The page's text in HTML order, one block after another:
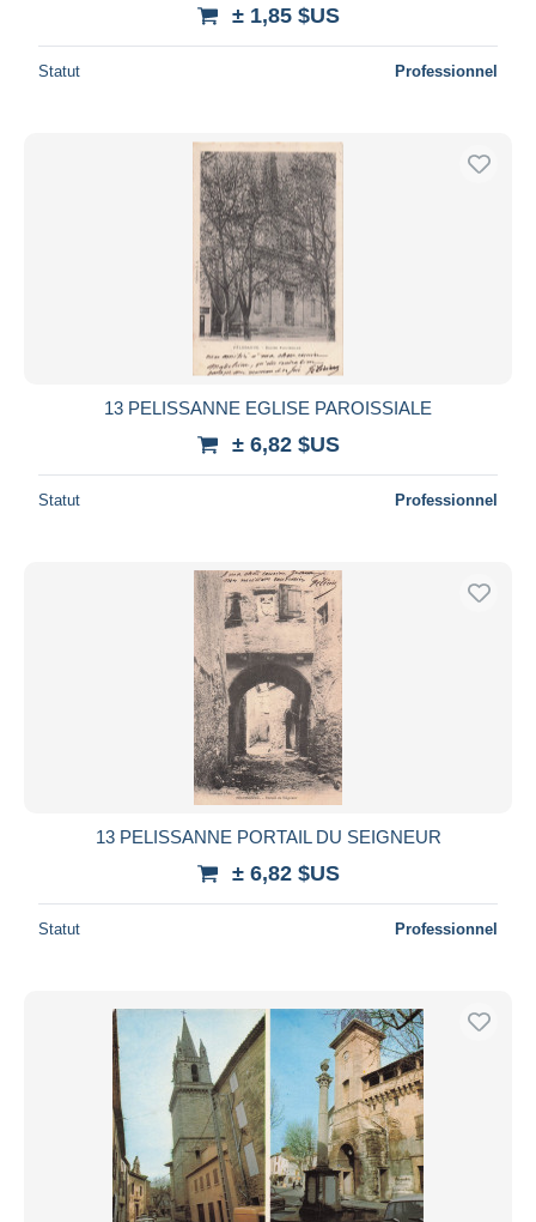
± 1,85 $US
Statut Professionnel
13 PELISSANNE EGLISE PAROISSIALE
± 6,82 $US
Statut Professionnel
13 PELISSANNE PORTAIL DU SEIGNEUR
± 6,82 $US
Statut Professionnel